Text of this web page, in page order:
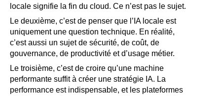
locale signifie la fin du cloud. Ce n’est pas le sujet.
Le deuxième, c’est de penser que l’IA locale est
uniquement une question technique. En réalité,
c’est aussi un sujet de sécurité, de coût, de
gouvernance, de productivité et d’usage métier.
Le troisième, c’est de croire qu’une machine
performante suffit à créer une stratégie IA. La
performance est indispensable, et les plateformes